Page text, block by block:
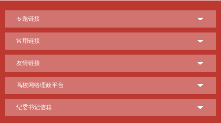
专题链接
常用链接
友情链接
高校网络理政平台
纪委书记信箱